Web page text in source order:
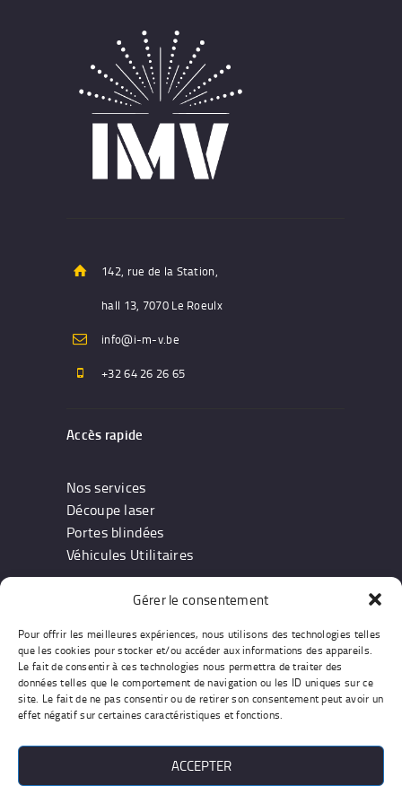
Gérer le consentement
Pour offrir les meilleures expériences, nous utilisons des technologies telles
que les cookies pour stocker et/ou accéder aux informations des appareils.
Le fait de consentir à ces technologies nous permettra de traiter des
données telles que le comportement de navigation ou les ID uniques sur ce
site. Le fait de ne pas consentir ou de retirer son consentement peut avoir un
effet négatif sur certaines caractéristiques et fonctions.
ACCEPTER
142, rue de la Station,
hall 13, 7070 Le Roeulx
info@i-m-v.be
+32 64 26 26 65
Accès rapide
Nos services
Découpe laser
Portes blindées
Véhicules Utilitaires
Information
Notre entreprise
Devis & Contact
Conditions générales